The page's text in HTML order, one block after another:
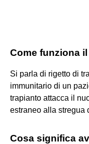
Come funziona
Si parla di rigetto di
immunitario di un
trapianto attacca il
estraneo alla stregua
Cosa significa